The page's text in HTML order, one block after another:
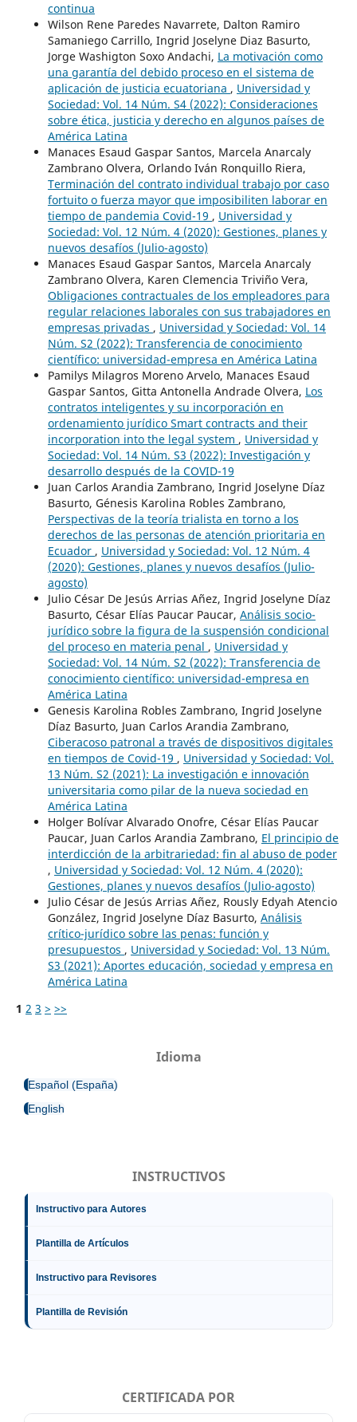
continua
Wilson Rene Paredes Navarrete, Dalton Ramiro
Samaniego Carrillo, Ingrid Joselyne Diaz Basurto,
Jorge Washigton Soxo Andachi, La motivación como
una garantía del debido proceso en el sistema de
aplicación de justicia ecuatoriana , Universidad y
Sociedad: Vol. 14 Núm. S4 (2022): Consideraciones
sobre ética, justicia y derecho en algunos países de
América Latina
Manaces Esaud Gaspar Santos, Marcela Anarcaly
Zambrano Olvera, Orlando Iván Ronquillo Riera,
Terminación del contrato individual trabajo por caso
fortuito o fuerza mayor que imposibiliten laborar en
tiempo de pandemia Covid-19 , Universidad y
Sociedad: Vol. 12 Núm. 4 (2020): Gestiones, planes y
nuevos desafíos (Julio-agosto)
Manaces Esaud Gaspar Santos, Marcela Anarcaly
Zambrano Olvera, Karen Clemencia Triviño Vera,
Obligaciones contractuales de los empleadores para
regular relaciones laborales con sus trabajadores en
empresas privadas , Universidad y Sociedad: Vol. 14
Núm. S2 (2022): Transferencia de conocimiento
científico: universidad-empresa en América Latina
Pamilys Milagros Moreno Arvelo, Manaces Esaud
Gaspar Santos, Gitta Antonella Andrade Olvera, Los
contratos inteligentes y su incorporación en
ordenamiento jurídico Smart contracts and their
incorporation into the legal system , Universidad y
Sociedad: Vol. 14 Núm. S3 (2022): Investigación y
desarrollo después de la COVID-19
Juan Carlos Arandia Zambrano, Ingrid Joselyne Díaz
Basurto, Génesis Karolina Robles Zambrano,
Perspectivas de la teoría trialista en torno a los
derechos de las personas de atención prioritaria en
Ecuador , Universidad y Sociedad: Vol. 12 Núm. 4
(2020): Gestiones, planes y nuevos desafíos (Julio-
agosto)
Julio César De Jesús Arrias Añez, Ingrid Joselyne Díaz
Basurto, César Elías Paucar Paucar, Análisis socio-
jurídico sobre la figura de la suspensión condicional
del proceso en materia penal , Universidad y
Sociedad: Vol. 14 Núm. S2 (2022): Transferencia de
conocimiento científico: universidad-empresa en
América Latina
Genesis Karolina Robles Zambrano, Ingrid Joselyne
Díaz Basurto, Juan Carlos Arandia Zambrano,
Ciberacoso patronal a través de dispositivos digitales
en tiempos de Covid-19 , Universidad y Sociedad: Vol.
13 Núm. S2 (2021): La investigación e innovación
universitaria como pilar de la nueva sociedad en
América Latina
Holger Bolívar Alvarado Onofre, César Elías Paucar
Paucar, Juan Carlos Arandia Zambrano, El principio de
interdicción de la arbitrariedad: fin al abuso de poder
, Universidad y Sociedad: Vol. 12 Núm. 4 (2020):
Gestiones, planes y nuevos desafíos (Julio-agosto)
Julio César de Jesús Arrias Añez, Rously Edyah Atencio
González, Ingrid Joselyne Díaz Basurto, Análisis
crítico-jurídico sobre las penas: función y
presupuestos , Universidad y Sociedad: Vol. 13 Núm.
S3 (2021): Aportes educación, sociedad y empresa en
América Latina
1 2 3 > >>
Idioma
Español (España)
English
INSTRUCTIVOS
Instructivo para Autores
Plantilla de Artículos
Instructivo para Revisores
Plantilla de Revisión
CERTIFICADA POR